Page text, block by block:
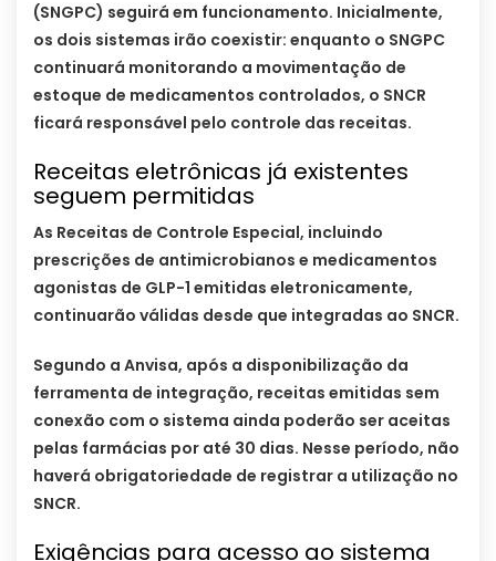
(SNGPC) seguirá em funcionamento. Inicialmente,
os dois sistemas irão coexistir: enquanto o SNGPC
continuará monitorando a movimentação de
estoque de medicamentos controlados, o SNCR
ficará responsável pelo controle das receitas.
Receitas eletrônicas já existentes
seguem permitidas
As Receitas de Controle Especial, incluindo
prescrições de antimicrobianos e medicamentos
agonistas de GLP-1 emitidas eletronicamente,
continuarão válidas desde que integradas ao SNCR.
Segundo a Anvisa, após a disponibilização da
ferramenta de integração, receitas emitidas sem
conexão com o sistema ainda poderão ser aceitas
pelas farmácias por até 30 dias. Nesse período, não
haverá obrigatoriedade de registrar a utilização no
SNCR.
Exigências para acesso ao sistema